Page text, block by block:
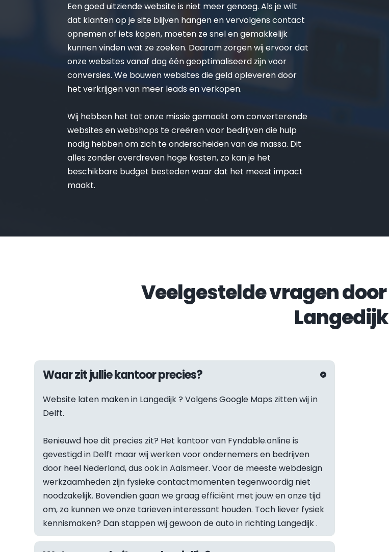
Een goed uitziende website is niet meer genoeg. Als je wilt
dat klanten op je site blijven hangen en vervolgens contact
opnemen of iets kopen, moeten ze snel en gemakkelijk
kunnen vinden wat ze zoeken. Daarom zorgen wij ervoor dat
onze websites vanaf dag één geoptimaliseerd zijn voor
conversies. We bouwen websites die geld opleveren door
het verkrijgen van meer leads en verkopen.
Wij hebben het tot onze missie gemaakt om converterende
websites en webshops te creëren voor bedrijven die hulp
nodig hebben om zich te onderscheiden van de massa. Dit
alles zonder overdreven hoge kosten, zo kan je het
beschikbare budget besteden waar dat het meest impact
maakt.
Langedijk
Waar zit jullie kantoor precies?
Website laten maken in Langedijk ? Volgens Google Maps zitten wij in
Delft.
Benieuwd hoe dit precies zit? Het kantoor van Fyndable.online is
gevestigd in Delft maar wij werken voor ondernemers en bedrijven
door heel Nederland, dus ook in Aalsmeer. Voor de meeste webdesign
werkzaamheden zijn fysieke contactmomenten tegenwoordig niet
noodzakelijk. Bovendien gaan we graag efficiënt met jouw en onze tijd
om, zo kunnen we onze tarieven interessant houden. Toch liever fysiek
kennismaken? Dan stappen wij gewoon de auto in richting Langedijk .